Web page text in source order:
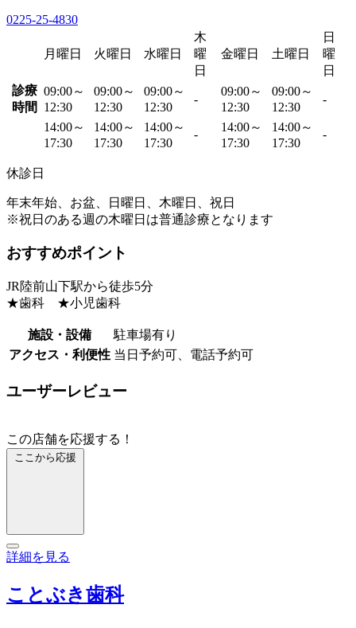
0225-25-4830
月曜日 火曜日 水曜日
木
曜
日
金曜日 土曜日
日
曜
日
診療
時間
09:00～
12:30
09:00～
12:30
09:00～
12:30
-
09:00～
12:30
09:00～
12:30
-
14:00～
17:30
14:00～
17:30
14:00～
17:30
-
14:00～
17:30
14:00～
17:30
-
休診日
年末年始、お盆、日曜日、木曜日、祝日
※祝日のある週の木曜日は普通診療となります
おすすめポイント
JR陸前山下駅から徒歩5分
★歯科 ★小児歯科
施設・設備
駐車場有り
アクセス・利便性 当日予約可、電話予約可
ユーザーレビュー
この店舗を応援する！
ここから応援
詳細を見る
ことぶき歯科